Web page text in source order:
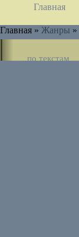
Главная
Главная » Жанры »
по текстам